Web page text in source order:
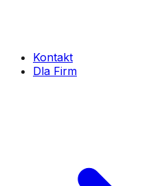
Kontakt
Dla Firm